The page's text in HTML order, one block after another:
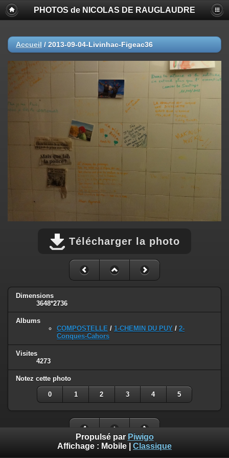
PHOTOS de NICOLAS DE RAUGLAUDRE
Accueil / 2013-09-04-Livinhac-Figeac36
Télécharger la photo
Dimensions
3648*2736
Albums
COMPOSTELLE / 1-CHEMIN DU PUY / 2-
Conques-Cahors
Visites
4273
Notez cette photo
0 1 2 3 4 5
Propulsé par Piwigo
Affichage : Mobile Classique